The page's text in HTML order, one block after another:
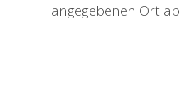
angegebenen Ort ab.